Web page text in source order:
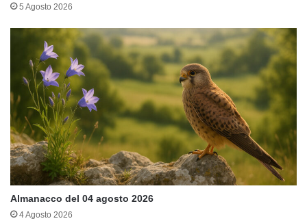
5 Agosto 2026
Almanacco del 04 agosto 2026
4 Agosto 2026